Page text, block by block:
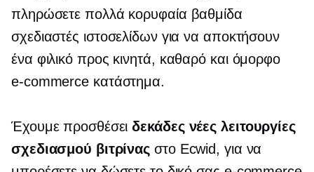
πληρώσετε πολλά κορυφαία βαθμίδα
σχεδιαστές ιστοσελίδων για να αποκτήσουν
ένα φιλικό προς κινητά, καθαρό και όμορφο
e-commerce κατάστημα.
Έχουμε προσθέσειδεκάδες νέες λειτουργίες
σχεδιασμού βιτρίνας στο Ecwid, για να